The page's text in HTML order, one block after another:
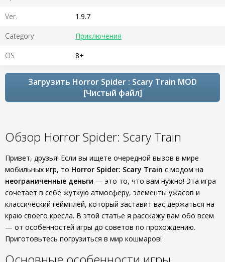
Ver. 1.9.7
Category Приключения
OS 8+
Загрузить Horror Spider : Scary Train MOD
[Чистый файл]
Обзор Horror Spider: Scary Train
Привет, друзья! Если вы ищете очередной вызов в мире
мобильных игр, то Horror Spider: Scary Train с модом на
неограниченные деньги — это то, что вам нужно! Эта игра
сочетает в себе жуткую атмосферу, элементы ужасов и
классический геймплей, который заставит вас держаться на
краю своего кресла. В этой статье я расскажу вам обо всем
— от особенностей игры до советов по прохождению.
Приготовьтесь погрузиться в мир кошмаров!